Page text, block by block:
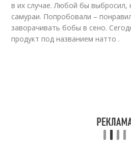
в их случае. Любой бы выбросил,
самураи. Попробовали –
заворачивать бобы в сено.
продукт под названием натто .